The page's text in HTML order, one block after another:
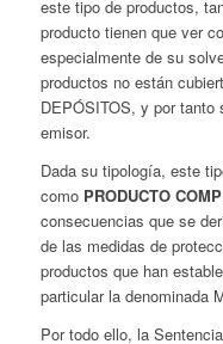
este tipo de productos,
producto tienen que ver
especialmente de su
productos no están
DEPÓSITOS, y por tanto
emisor.
Dada su tipología, este
como PRODUCTO
consecuencias que se
de las medidas de
productos que han
particular la denominada
Por todo ello, la